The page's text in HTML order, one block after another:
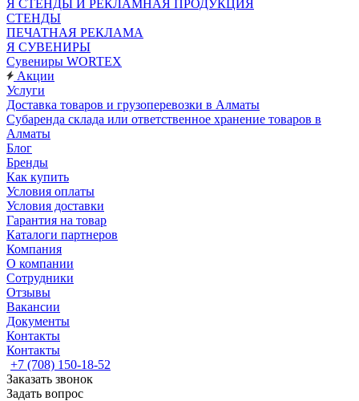
Я СТЕНДЫ И РЕКЛАМНАЯ ПРОДУКЦИЯ
СТЕНДЫ
ПЕЧАТНАЯ РЕКЛАМА
Я СУВЕНИРЫ
Сувениры WORTEX
Акции
Услуги
Доставка товаров и грузоперевозки в Алматы
Субаренда склада или ответственное хранение товаров в
Алматы
Блог
Бренды
Как купить
Условия оплаты
Условия доставки
Гарантия на товар
Каталоги партнеров
Компания
О компании
Сотрудники
Отзывы
Вакансии
Документы
Контакты
Контакты
+7 (708) 150-18-52
Заказать звонок
Задать вопрос